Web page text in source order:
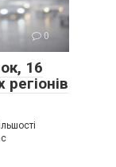
0
16
регіонів